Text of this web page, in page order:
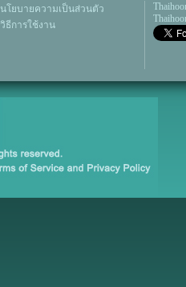
นโยบายความเป็นส่วนตัว
วิธีการใช้งาน